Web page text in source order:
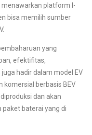
menawarkan platform I-
bisa memilih sumber
yang
efektifitas,
hadir dalam model EV
komersial berbasis BEV
dan akan
paket baterai yang di